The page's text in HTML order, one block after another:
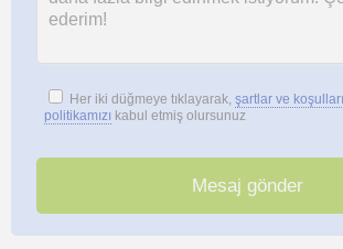
Her iki düğmeye tıklayarak, şartlar ve
politikamızı kabul etmiş olursunuz